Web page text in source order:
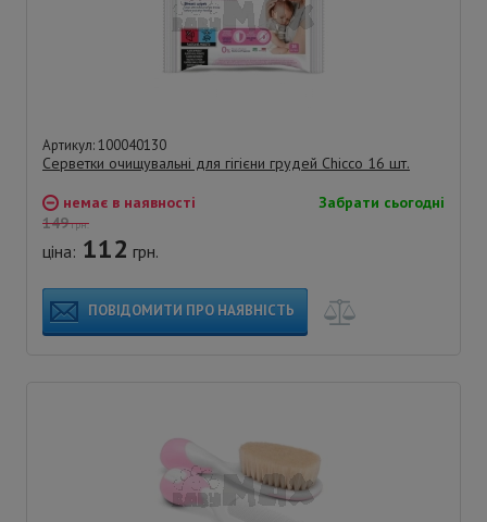
Артикул: 100040130
Серветки очищувальні для гігієни грудей Chicco 16 шт.
немає в наявності
Забрати сьогодні
149грн.
ціна: 112 грн.
ПОВІДОМИТИ ПРО НАЯВНІСТЬ